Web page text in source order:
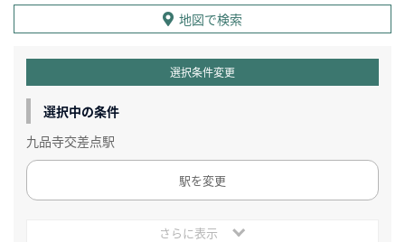
地図で検索
選択条件変更
選択中の条件
九品寺交差点駅
駅を変更
さらに表示